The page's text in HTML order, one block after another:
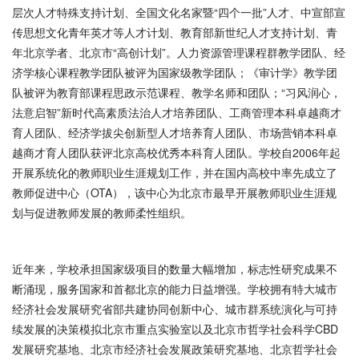
层次人才特殊支持计划、全国文化名家暨“四个一批”人才、中宣部宣
传思想文化青年英才等人才计划、教育部新世纪人才支持计划、青
年北京学者、北京市“高创计划”。人力资源管理课程群教学团队、经
济学核心课程教学团队被评为国家级教学团队；《审计学》教学团
队被评为教育部课程思政示范课程、教学名师和团队；“习风润心，
法意启智”新时代高素质法治人才培养团队、工商管理本科卓越商才
育人团队、经济学拔尖创新型人才培养育人团队、市场营销本科卓
越商才育人团队获评北京高校优秀本科育人团队。学校自2006年起
开展系统化的教师职业生涯规划工作，并在国内高校中率先成立了
教师促进中心（OTA），该中心为北京市最早开展教师职业生涯规
划与促进教师发展的教师柔性组织。
近年来，学校承担国家级项目的数量大幅增加，标志性研究成果不
断涌现，服务国家和首都北京的能力日益增强。学校拥有特大城市
经济社会发展研究省部共建协同创新中心、城市群系统演化与可持
续发展的决策模拟北京市重点实验室以及北京市哲学社会科学CBD
发展研究基地、北京市经济社会发展政策研究基地、北京哲学社会